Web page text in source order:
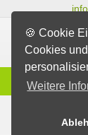
🍪 Cookie
Cookies
Weitere